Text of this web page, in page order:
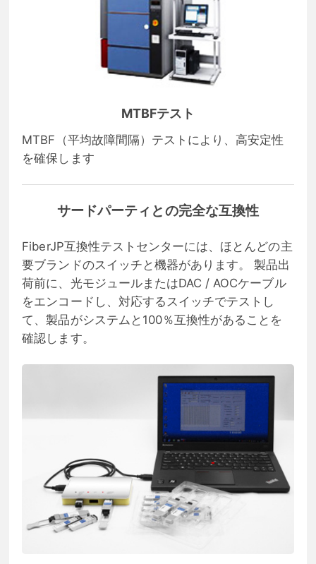
MTBFテスト
MTBF（平均故障間隔）テストにより、高安定性
を確保します
サードパーティとの完全な互換性
FiberJP互換性テストセンターには、ほとんどの主
要ブランドのスイッチと機器があります。 製品出
荷前に、光モジュールまたはDAC / AOCケーブル
をエンコードし、対応するスイッチでテストし
て、製品がシステムと100％互換性があることを
確認します。